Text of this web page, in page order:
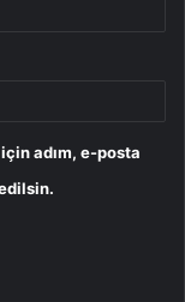
adım, e-posta